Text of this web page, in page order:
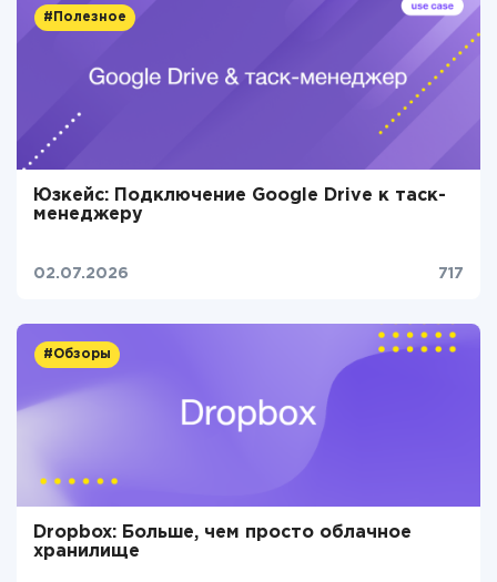
#Полезное
Юзкейс: Подключение Google Drive к таск-
менеджеру
02.07.2026 717
#Обзоры
Dropbox: Больше, чем просто облачное
хранилище